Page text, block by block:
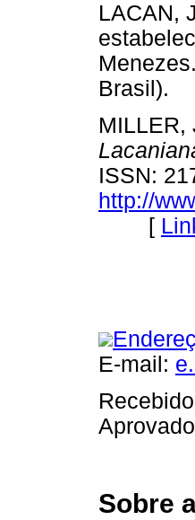
LACAN,
MILLER,
ISSN:
http://
[
E-mail:
Sobre